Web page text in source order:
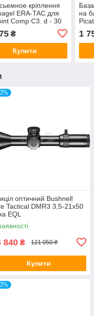
кріплення
ERA-TAC для
Comp C3. d - 30
Picatinny
₴
Купити
на
1
оптичний Bushnell
Tactical DMR3 3,5-21x50
EQL
840 ₴ 121 050 ₴
Купити